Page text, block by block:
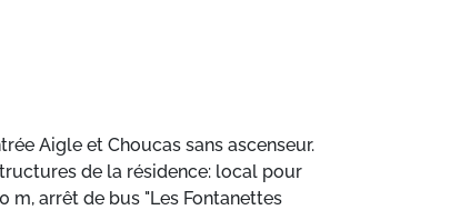
Aigle et Choucas sans ascenseur.
de la résidence: local pour
m, arrêt de bus "Les Fontanettes